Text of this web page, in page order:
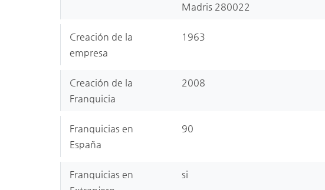
Madris 280022
Creación de la
empresa
1963
Creación de la
Franquicia
2008
Franquicias en
España
90
Franquicias en
si